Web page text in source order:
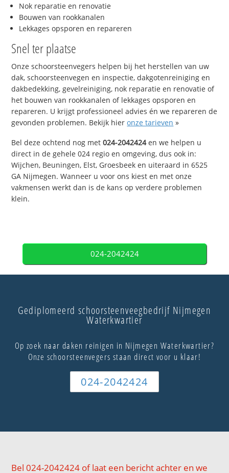
Nok reparatie en renovatie
Bouwen van rookkanalen
Lekkages opsporen en repareren
Snel ter plaatse
Onze schoorsteenvegers helpen bij het herstellen van uw
dak, schoorsteenvegen en inspectie, dakgotenreiniging en
dakbedekking, gevelreiniging, nok reparatie en renovatie of
het bouwen van rookkanalen of lekkages opsporen en
repareren. U krijgt professioneel advies én we repareren de
gevonden problemen. Bekijk hieronze tarieven »
Bel deze ochtend nog met024-2042424en we helpen u
direct in de gehele 024 regio en omgeving, dus ook in:
Wijchen, Beuningen, Elst, Groesbeek en uiteraard in 6525
GA Nijmegen. Wanneer u voor ons kiest en met onze
vakmensen werkt dan is de kans op verdere problemen
klein.
024-2042424
Gediplomeerd schoorsteenveegbedrijf Nijmegen
Waterkwartier
Op zoek naar daken reinigen in Nijmegen Waterkwartier?
Onze schoorsteenvegers staan direct voor u klaar!
024-2042424
Bel 024-2042424 of laat een bericht achter en we